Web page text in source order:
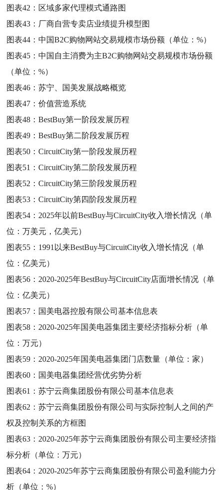
图表42： 区域多家代理模式通路图
图表43： 厂商自营专卖店业绩提升模型图
图表44：中国B2C购物网站交易规模市场份额（单位：%）
图表45：中国自主消费为主B2C购物网站交易规模市场份额
（单位：%）
图表46：苏宁、国美发展战略概览
图表47：价值营造系统
图表48：BestBuy第一阶段发展历程
图表49：BestBuy第二阶段发展历程
图表50：CircuitCity第一阶段发展历程
图表51：CircuitCity第二阶段发展历程
图表52：CircuitCity第三阶段发展历程
图表53：CircuitCity第四阶段发展历程
图表54： 2025年以前BestBuy与CircuitCity收入增长情况（单
位：万美元，亿美元）
图表55： 1991以来BestBuy与CircuitCity收入增长情况（单
位：亿美元）
图表56： 2020-2025年BestBuy与CircuitCity店面增长情况（单
位：亿美元）
图表57： 国美电器控股有限公司基本信息表
图表58： 2020-2025年国美电器集团主要经济指标分析（单
位：万元）
图表59： 2020-2025年国美电器集团门店数量（单位：家）
图表60： 国美电器集团经营优劣势分析
图表61：苏宁云商集团股份有限公司基本信息表
图表62：苏宁云商集团股份有限公司与实际控制人之间的产
权及控制关系的方框图
图表63： 2020-2025年苏宁云商集团股份有限公司主要经济指
标分析（单位：万元）
图表64： 2020-2025年苏宁云商集团股份有限公司盈利能力分
析（单位：%）